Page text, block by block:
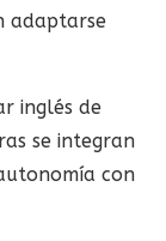
adaptarse
inglés de
se integran
con